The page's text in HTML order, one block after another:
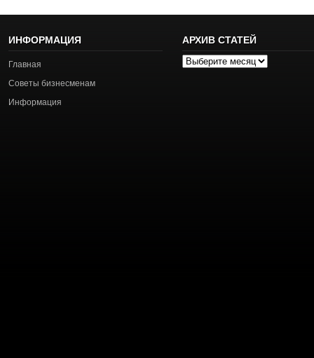
ИНФОРМАЦИЯ
Главная
Советы бизнесменам
Информация
АРХИВ СТАТЕЙ
Архив